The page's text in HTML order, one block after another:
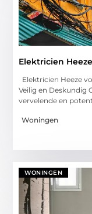
Elektricien
Elektricien Heeze
Veilig en Deskundig
vervelende en
Woningen
WONINGEN